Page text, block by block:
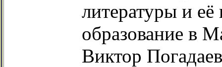
литературы и
образование в
Виктор